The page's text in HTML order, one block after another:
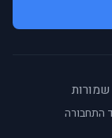
התחבורה